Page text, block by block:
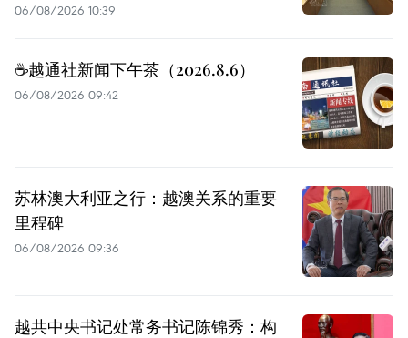
06/08/2026 10:39
☕️越通社新闻下午茶（2026.8.6）
06/08/2026 09:42
苏林澳大利亚之行：越澳关系的重要
里程碑
06/08/2026 09:36
越共中央书记处常务书记陈锦秀：构